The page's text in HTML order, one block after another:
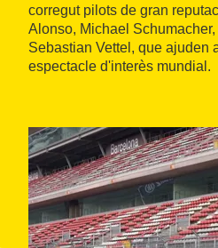
corregut pilots de gran
Alonso, Michael
Sebastian Vettel, que ajuden
espectacle d'interès mundial.